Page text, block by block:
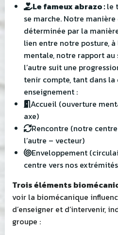
Le fameux abrazo :le
se marche. Notre
déterminée par la
lien entre notre posture,
mentale, notre rapport
l’autre suit une
tenir compte, tant dans la
enseignement :
Accueil (ouverture
axe)
Rencontre (notre
l’autre – vecteur)
Enveloppement
centre vers nos
Trois éléments
voir la biomécanique
d’enseigner et d’intervenir,
groupe :